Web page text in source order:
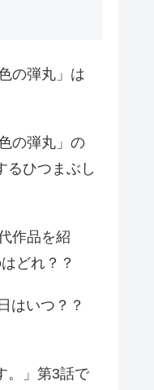
の弾丸」は
の弾丸」の
るひつまぶし
作品を紹
どれ？？
はいつ？？
。」第3話で